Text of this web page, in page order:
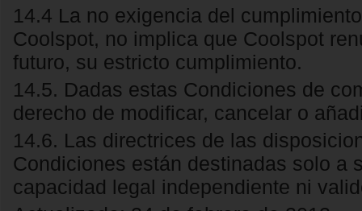
14.4 La no exigencia del
Coolspot, no implica que Coolspot
futuro, su estricto cumplimiento.
14.5. Dadas estas Condiciones de
derecho de modificar, cancelar o
14.6. Las directrices de las
Condiciones están destinadas solo a
capacidad legal independiente ni